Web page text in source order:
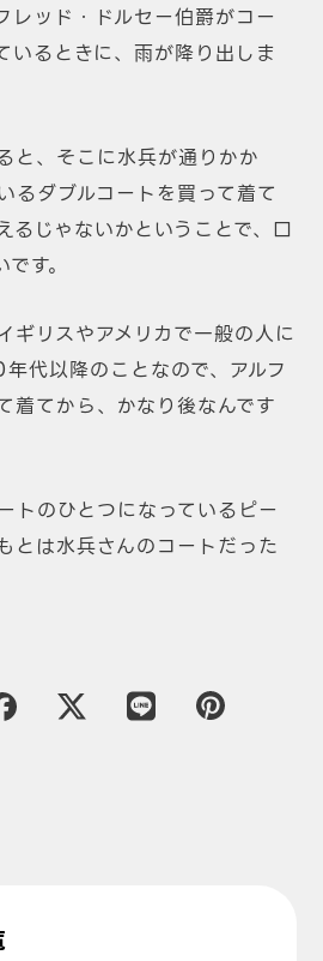
レッド・ドルセー伯爵がコー
いるときに、雨が降り出しま
と、そこに水兵が通りかか
るダブルコートを買って着て
るじゃないかということで、口
す。
ギリスやアメリカで一般の人に
代以降のことなので、アルフ
着てから、かなり後なんです
トのひとつになっているピー
とは水兵さんのコートだった